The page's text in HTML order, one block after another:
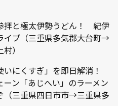
拝と極太伊勢うどん！ 紀伊
イブ（三重県多気郡大台町→
）
にくすぎ」を即日解消！
ーン「あじへい」のラーメン
（三重県四日市市→三重県多